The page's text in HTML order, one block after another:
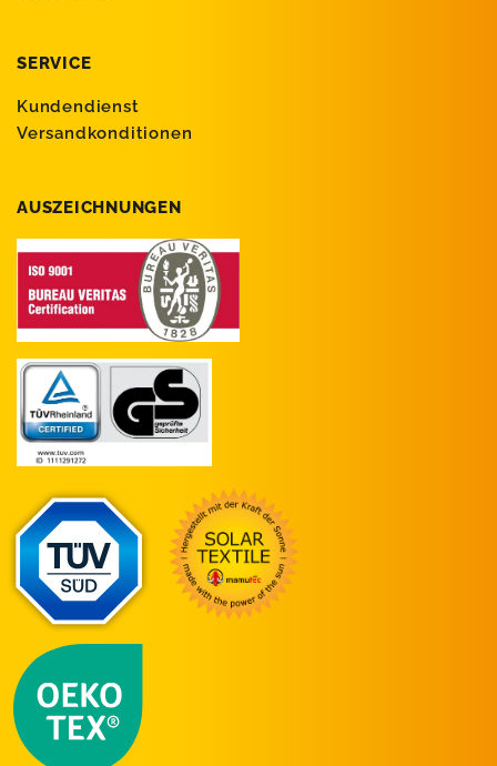
SERVICE
Kundendienst
Versandkonditionen
AUSZEICHNUNGEN